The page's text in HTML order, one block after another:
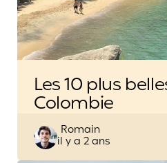
Les 10 plus
Colombie
Posted
by
Romain
il y a 2 ans